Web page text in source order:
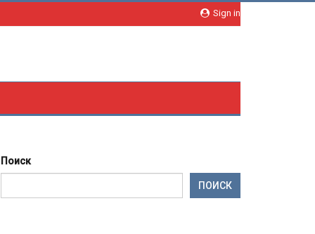
Sign in
Поиск
ПОИСК